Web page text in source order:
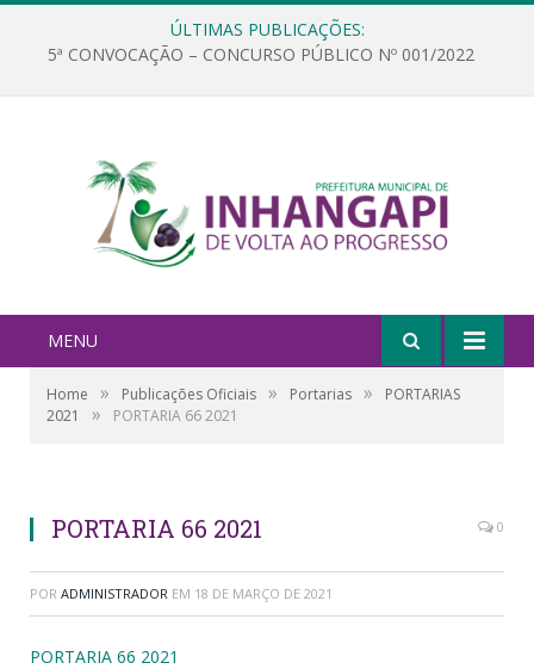
ÚLTIMAS PUBLICAÇÕES:
5ª CONVOCAÇÃO – CONCURSO PÚBLICO Nº 001/2022
MENU
Home » Publicações Oficiais » Portarias »
PORTARIAS
2021
» PORTARIA 66 2021
PORTARIA 66 2021 0
POR ADMINISTRADOR EM 18 DE MARÇO DE 2021
PORTARIA 66 2021